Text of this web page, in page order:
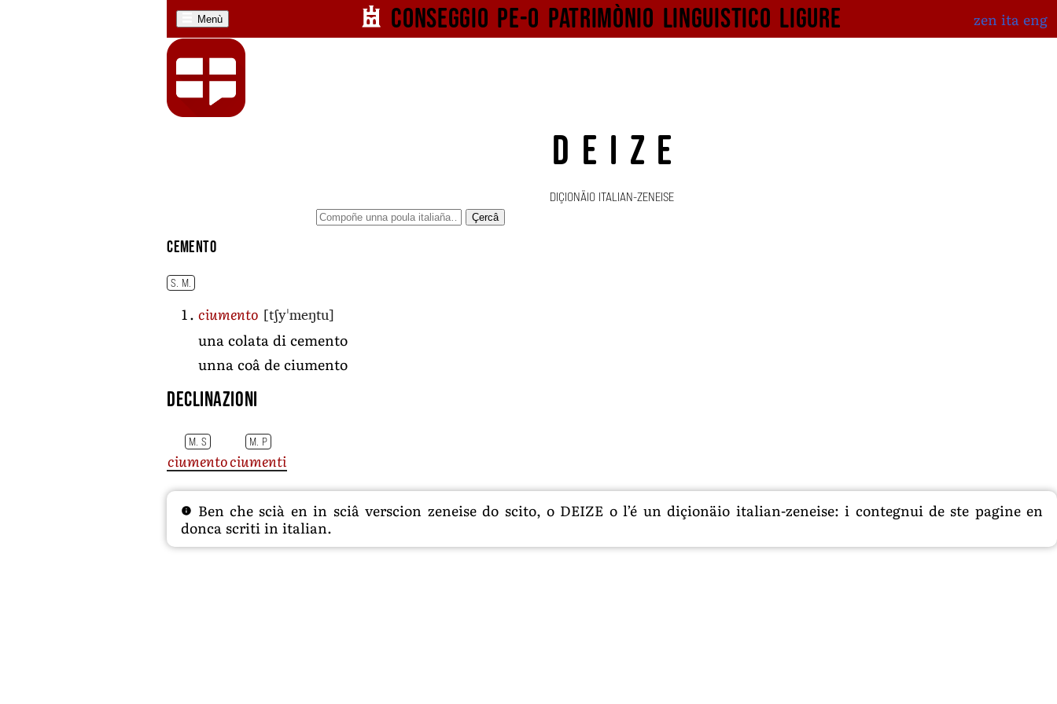
Menù Conseggio pe-o patrimònio linguistico ligure zen ita eng
DEIZE
DIÇIONÄIO ITALIAN-ZENEISE
Çercâ
cemento
S. M.
ciumento [tʃyˈmeŋtu]
una colata di cemento
unna coâ de ciumento
Declinazioni
M. S M. P
ciumentociumenti
Ben che scià en in sciâ verscion zeneise do scito, o DEIZE o l’é un diçionäio italian-zeneise: i contegnui de ste pagine en
donca scriti in italian.